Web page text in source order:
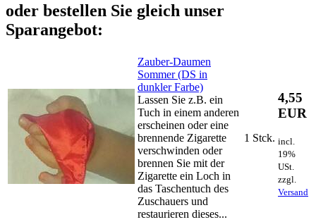
oder bestellen Sie gleich unser
Sparangebot:
Zauber-Daumen
Sommer (DS in
dunkler Farbe)
Lassen Sie z.B. ein
Tuch in einem anderen
erscheinen oder eine
brennende Zigarette
verschwinden oder
brennen Sie mit der
Zigarette ein Loch in
das Taschentuch des
Zuschauers und
restaurieren dieses...
1 Stck.
4,55
EUR
incl.
19%
USt.
zzgl.
Versand